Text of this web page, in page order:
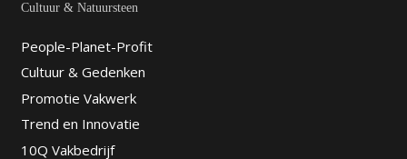
Cultuur & Natuursteen
People-Planet-Profit
Cultuur & Gedenken
Promotie Vakwerk
Trend en Innovatie
10Q Vakbedrijf